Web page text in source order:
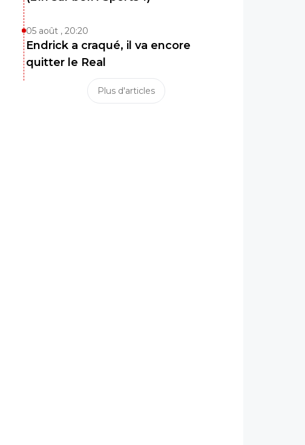
05 août , 20:20
Endrick a craqué, il va encore
quitter le Real
Plus d'articles